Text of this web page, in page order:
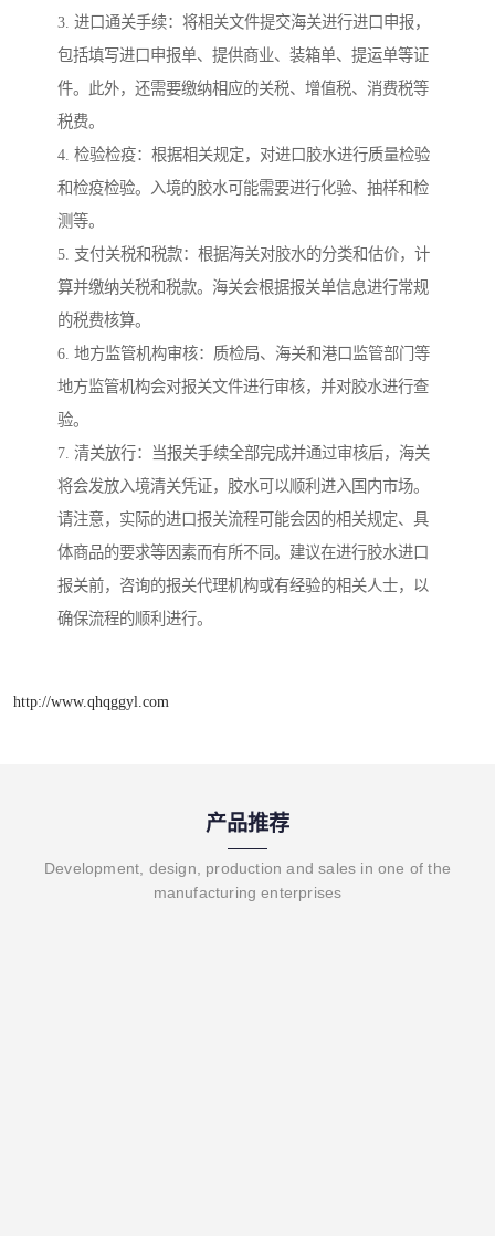
3. 进口通关手续：将相关文件提交海关进行进口申报，
包括填写进口申报单、提供商业、装箱单、提运单等证
件。此外，还需要缴纳相应的关税、增值税、消费税等
税费。
4. 检验检疫：根据相关规定，对进口胶水进行质量检验
和检疫检验。入境的胶水可能需要进行化验、抽样和检
测等。
5. 支付关税和税款：根据海关对胶水的分类和估价，计
算并缴纳关税和税款。海关会根据报关单信息进行常规
的税费核算。
6. 地方监管机构审核：质检局、海关和港口监管部门等
地方监管机构会对报关文件进行审核，并对胶水进行查
验。
7. 清关放行：当报关手续全部完成并通过审核后，海关
将会发放入境清关凭证，胶水可以顺利进入国内市场。
请注意，实际的进口报关流程可能会因的相关规定、具
体商品的要求等因素而有所不同。建议在进行胶水进口
报关前，咨询的报关代理机构或有经验的相关人士，以
确保流程的顺利进行。
http://www.qhqggyl.com
产品推荐
Development, design, production and sales in one of the
manufacturing enterprises